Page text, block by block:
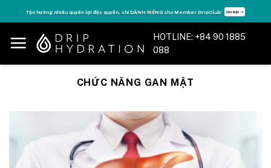
to
content
Tận hưởng nhiều quyền lợi độc quyền, chỉ DÀNH RIÊNG cho Member DripClub! Chi tiết ➝
HOTLINE: +84 90 1885
088
CHỨC NĂNG GAN MẬT